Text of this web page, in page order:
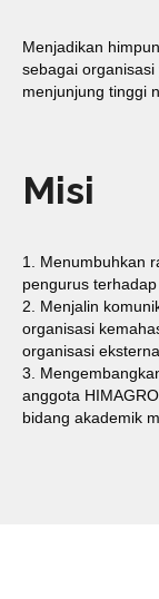
Menjadikan
sebagai
menjunjung tinggi
Misi
1. Menumbuhkan
pengurus
2. Menjalin
organisasi
organisasi
3.
anggota
bidang akademik